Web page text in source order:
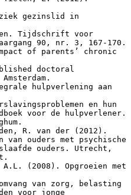
ziek gezinslid in
Tijdschrift voor
90, nr. 3, 167-170.
of parents’ chronic
doctoral
hulpverlening aan
en hun
voor de hulpverlener.
R. van der (2012).
van ouders met psychische
ouders. Utrecht,
(2008). Opgroeien met
van zorg, belasting
voor jonge